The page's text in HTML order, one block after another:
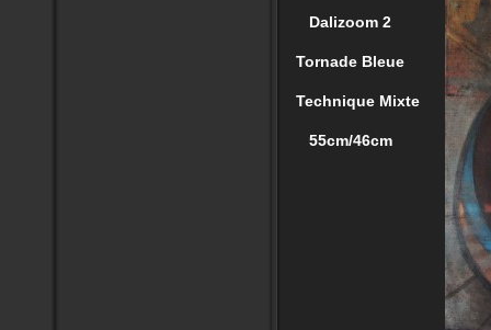
Dalizoom 2
Tornade Bleue
Technique Mixte
55cm/46cm